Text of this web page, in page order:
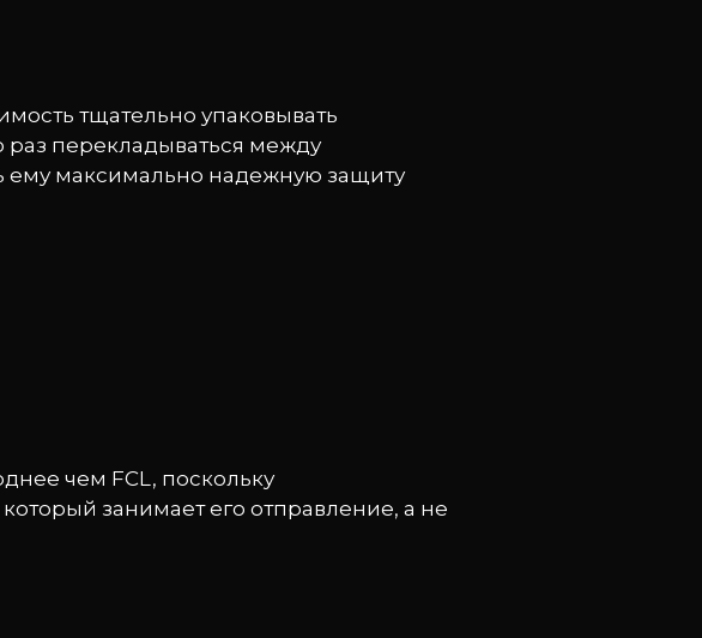
тщательно упаковывать
раз перекладываться между
ему максимально надежную защиту
чем FCL, поскольку
занимает его отправление, а не